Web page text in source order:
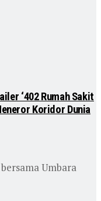
‘402 Rumah Sakit
Koridor Dunia
Umbara